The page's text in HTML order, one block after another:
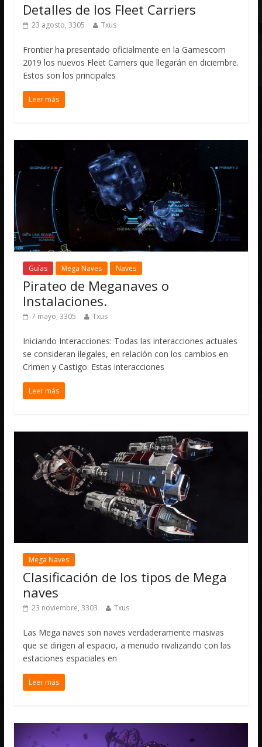
Detalles de los Fleet Carriers
23 agosto, 3305 Txus
Frontier ha presentado oficialmente en la Gamescom
2019 los nuevos Fleet Carriers que llegarán en diciembre.
Estos son los principales
Leer más
Guías Mega Naves Naves
Pirateo de Meganaves o
Instalaciones.
7 mayo, 3305 Txus
Iniciando Interacciones: Todas las interacciones actuales
se consideran ilegales, en relación con los cambios en
Crimen y Castigo. Estas interacciones
Leer más
Mega Naves
Clasificación de los tipos de Mega
naves
23 noviembre, 3303 Txus
Las Mega naves son naves verdaderamente masivas
que se dirigen al espacio, a menudo rivalizando con las
estaciones espaciales en
Leer más